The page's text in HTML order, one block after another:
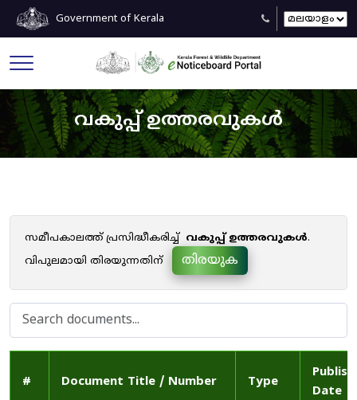
Government of Kerala
വകുപ്പ് ഉത്തരവുകൾ
സമീപകാലത്ത് പ്രസിദ്ധീകരിച്ച് വകുപ്പ് ഉത്തരവുകൾ.
വിപുലമായി തിരയുന്നതിന്
തിരയുക
# Document Title / Number Type
Date